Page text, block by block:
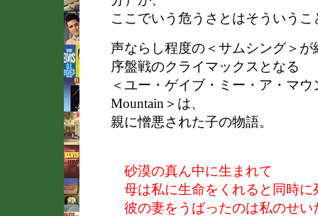
ここでいう危うさとはそういう
声ならし程度の＜サムシング＞が
序盤戦のクライマックスとなる
＜ユー・ゲイブ・ミー・ア・マウ
Mountain＞は、
親に憎悪された子の物語。
砂漠の真ん中に生まれて
母は私に生命をくれると同時に
彼の妻をうばったのは私のせい